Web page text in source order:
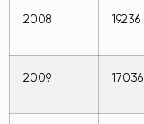
2008 19236
2009 17036